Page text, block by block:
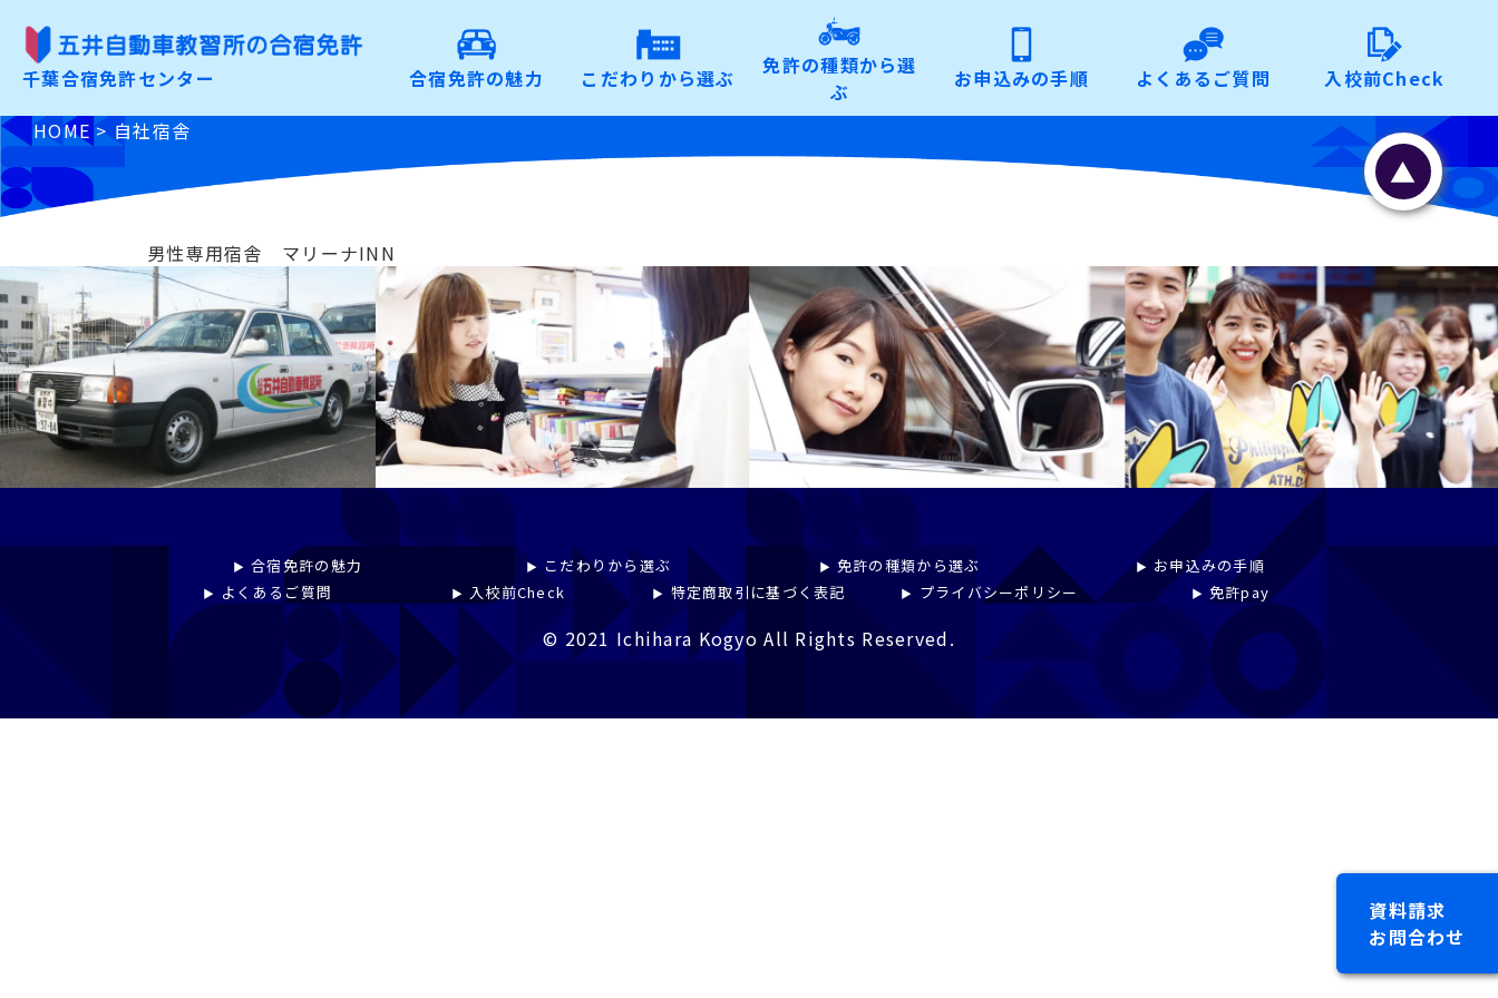
千葉合宿免許センター 合宿免許の魅力 こだわりから選ぶ
免許の種類から選
ぶ
お申込みの手順 よくあるご質問 入校前Check
合宿免許の魅力
こだわりから選ぶ
免許の種類から選ぶ
お申込みの手順
よくあるご質問
入校前Check
資料請求・お問合わせ
お申込み
特定商取引に基づく表記
HOME > 自社宿舎
資料請求
お問合わせ
男性専用宿舎 マリーナINN
▲
合宿免許の魅力 こだわりから選ぶ 免許の種類から選ぶ
お申込みの手順
よくあるご質問
入校前Check 特定商取引に基づく表記 プライバシーポリシー 免許pay
© 2021 Ichihara Kogyo All Rights Reserved.